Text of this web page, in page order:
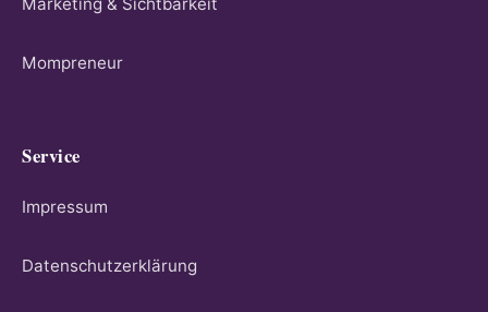
Mompreneur
Service
Impressum
Datenschutzerklärung